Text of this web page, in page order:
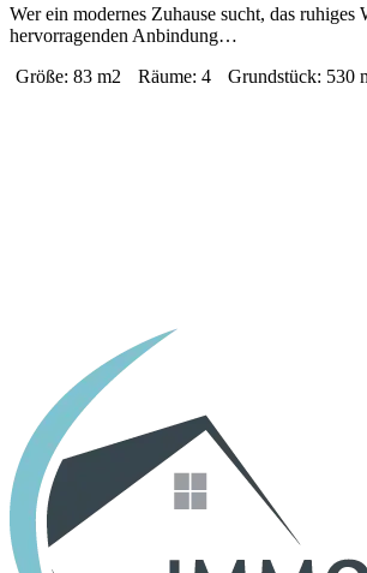
Wer ein modernes Zuhause sucht, das ruhiges
hervorragenden Anbindung…
Größe: 83 m2 Räume: 4 Grundstück: 530